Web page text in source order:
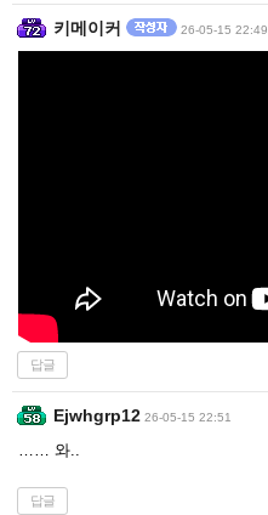
키메이커 26-05-15 22:49
답글
Ejwhgrp12 26-05-15 22:51
…… 와..
답글